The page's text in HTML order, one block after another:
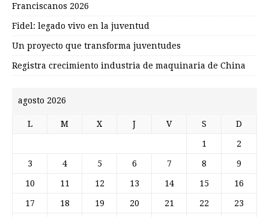
Franciscanos 2026
Fidel: legado vivo en la juventud
Un proyecto que transforma juventudes
Registra crecimiento industria de maquinaria de China
agosto 2026
L M X J V S D
1 2
3 4 5 6 7 8 9
10 11 12 13 14 15 16
17 18 19 20 21 22 23